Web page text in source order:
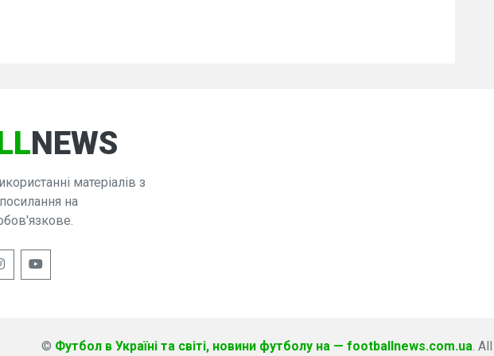
NEWS
матеріалів з
на
© Футбол в Україні та світі, новини футболу на — footballnews.com.ua.